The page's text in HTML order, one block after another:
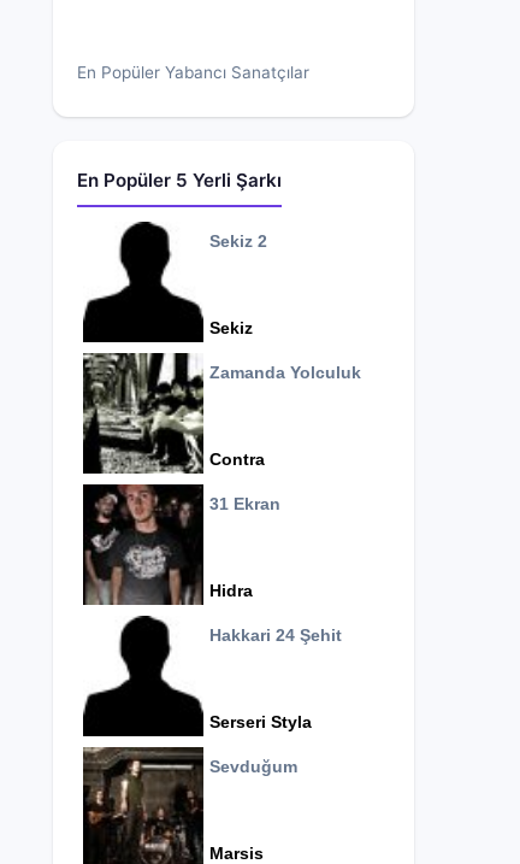
En Popüler Yabancı Sanatçılar
En Popüler 5 Yerli Şarkı
Sekiz 2
Sekiz
Zamanda Yolculuk
Contra
31 Ekran
Hidra
Hakkari 24 Şehit
Serseri Styla
Sevduğum
Marsis